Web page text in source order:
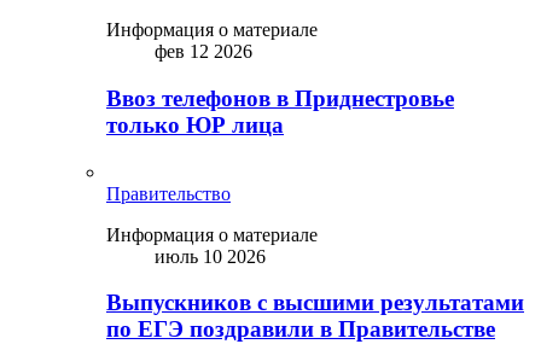
Информация о материале
фев 12 2026
Ввоз телефонов в Приднестровье
только ЮР лица
Правительство
Информация о материале
июль 10 2026
Выпускников с высшими результатами
по ЕГЭ поздравили в Правительстве